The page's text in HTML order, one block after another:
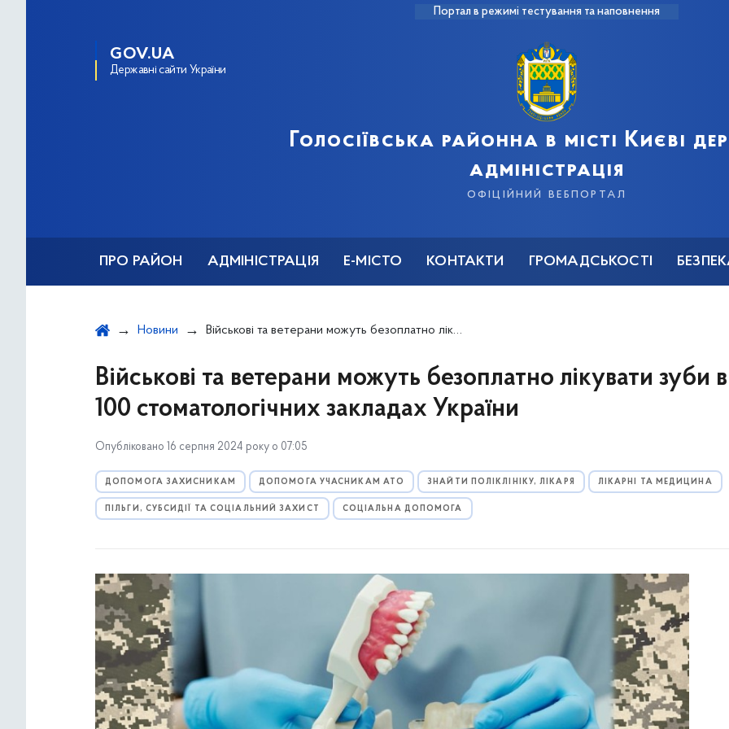
Портал в режимі тестування та наповнення
GOV.UA
Державні сайти України
Голосіївська районна в місті Києві
адміністрація
офіційний вебпортал
ПРО РАЙОН АДМІНІСТРАЦІЯ Е-МІСТО КОНТАКТИ ГРОМАДСЬКОСТІ
Новини Військові та ветерани можуть безоплатно лікувати зуби в 100 стоматологічних закладах України
Військові та ветерани можуть безоплатно лікувати зуби в
100 стоматологічних закладах України
Опубліковано 16 серпня 2024 року о 07:05
ДОПОМОГА ЗАХИСНИКАМ ДОПОМОГА УЧАСНИКАМ АТО ЗНАЙТИ ПОЛІКЛІНІКУ, ЛІКАРЯ ЛІКАРНІ ТА МЕДИЦИНА
ПІЛЬГИ, СУБСИДІЇ ТА СОЦІАЛЬНИЙ ЗАХИСТ СОЦІАЛЬНА ДОПОМОГА